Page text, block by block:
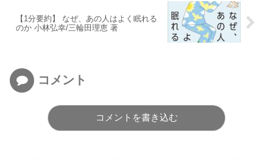
【1分要約】 なぜ、あの人はよく眠れる
のか 小林弘幸/三輪田理恵 著
コメント
コメントを書き込む